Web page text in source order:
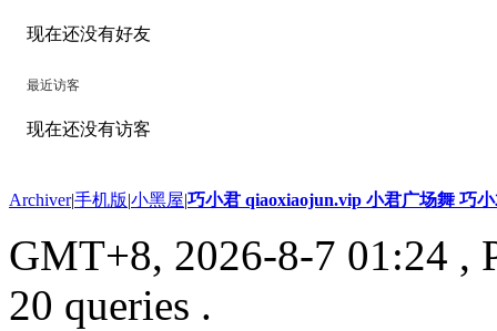
现在还没有好友
最近访客
现在还没有访客
Archiver|手机版|小黑屋|巧小君 qiaoxiaojun.vip 小君广场舞 巧
GMT+8, 2026-8-7 01:24 ,
20 queries .